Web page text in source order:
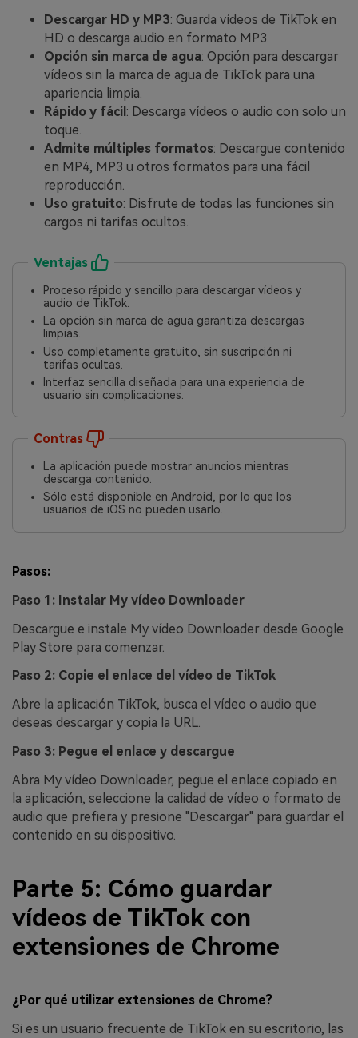
Descargar HD y MP3: Guarda vídeos de TikTok en
HD o descarga audio en formato MP3.
Opción sin marca de agua: Opción para descargar
vídeos sin la marca de agua de TikTok para una
apariencia limpia.
Rápido y fácil : Descarga vídeos o audio con solo un
toque.
Admite múltiples formatos: Descargue contenido
en MP4, MP3 u otros formatos para una fácil
reproducción.
Uso gratuito: Disfrute de todas las funciones sin
cargos ni tarifas ocultos.
Ventajas
Proceso rápido y sencillo para descargar vídeos y
audio de TikTok.
La opción sin marca de agua garantiza descargas
limpias.
Uso completamente gratuito, sin suscripción ni
tarifas ocultas.
Interfaz sencilla diseñada para una experiencia de
usuario sin complicaciones.
Contras
La aplicación puede mostrar anuncios mientras
descarga contenido.
Sólo está disponible en Android, por lo que los
usuarios de iOS no pueden usarlo.
Pasos:
Paso 1: Instalar My vídeo Downloader
Descargue e instale My vídeo Downloader desde Google
Play Store para comenzar.
Paso 2: Copie el enlace del vídeo de TikTok
Abre la aplicación TikTok, busca el vídeo o audio que
deseas descargar y copia la URL.
Paso 3: Pegue el enlace y descargue
Abra My vídeo Downloader, pegue el enlace copiado en
la aplicación, seleccione la calidad de vídeo o formato de
audio que prefiera y presione "Descargar" para guardar el
contenido en su dispositivo.
Parte 5: Cómo guardar
vídeos de TikTok con
extensiones de Chrome
¿Por qué utilizar extensiones de Chrome?
Si es un usuario frecuente de TikTok en su escritorio, las